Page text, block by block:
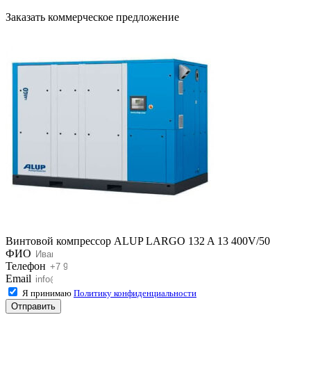
Заказать коммерческое предложение
Винтовой компрессор ALUP LARGO 132 A 13 400V/50
ФИО
Телефон
Email
Я принимаю Политику конфиденциальности
Отправить